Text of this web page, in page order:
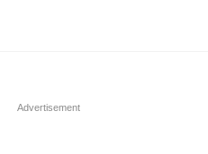
Advertisement